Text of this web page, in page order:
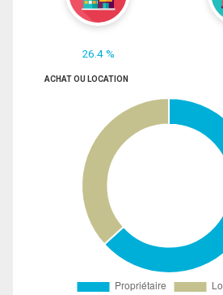
26.4 %
ACHAT OU LOCATION